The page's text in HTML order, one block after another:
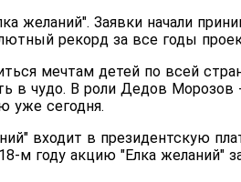
желаний". Заявки начали
рекорд за все годы
мечтам детей по всей
в чудо. В роли Дедов
уже сегодня.
входит в президентскую
м году акцию "Елка желаний"